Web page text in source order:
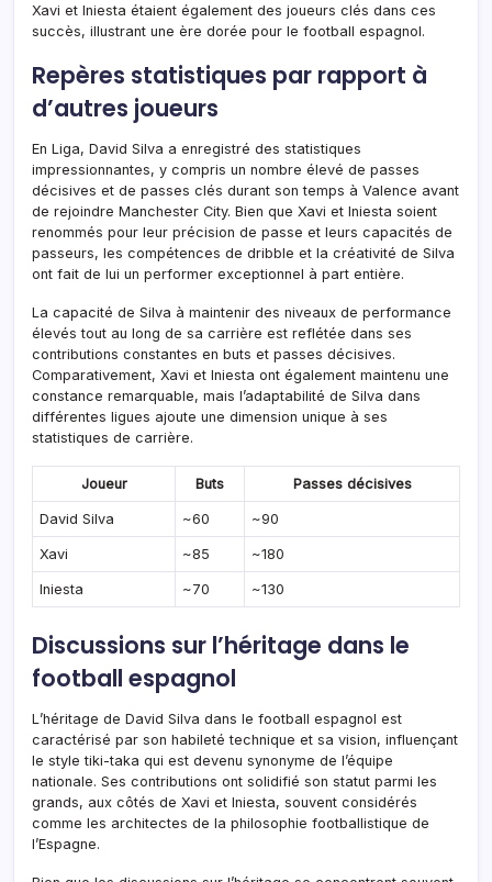
Xavi et Iniesta étaient également des joueurs clés dans ces
succès, illustrant une ère dorée pour le football espagnol.
Repères statistiques par rapport à
d’autres joueurs
En Liga, David Silva a enregistré des statistiques
impressionnantes, y compris un nombre élevé de passes
décisives et de passes clés durant son temps à Valence avant
de rejoindre Manchester City. Bien que Xavi et Iniesta soient
renommés pour leur précision de passe et leurs capacités de
passeurs, les compétences de dribble et la créativité de Silva
ont fait de lui un performer exceptionnel à part entière.
La capacité de Silva à maintenir des niveaux de performance
élevés tout au long de sa carrière est reflétée dans ses
contributions constantes en buts et passes décisives.
Comparativement, Xavi et Iniesta ont également maintenu une
constance remarquable, mais l’adaptabilité de Silva dans
différentes ligues ajoute une dimension unique à ses
statistiques de carrière.
Joueur Buts Passes décisives
David Silva ~60 ~90
Xavi ~85 ~180
Iniesta ~70 ~130
Discussions sur l’héritage dans le
football espagnol
L’héritage de David Silva dans le football espagnol est
caractérisé par son habileté technique et sa vision, influençant
le style tiki-taka qui est devenu synonyme de l’équipe
nationale. Ses contributions ont solidifié son statut parmi les
grands, aux côtés de Xavi et Iniesta, souvent considérés
comme les architectes de la philosophie footballistique de
l’Espagne.